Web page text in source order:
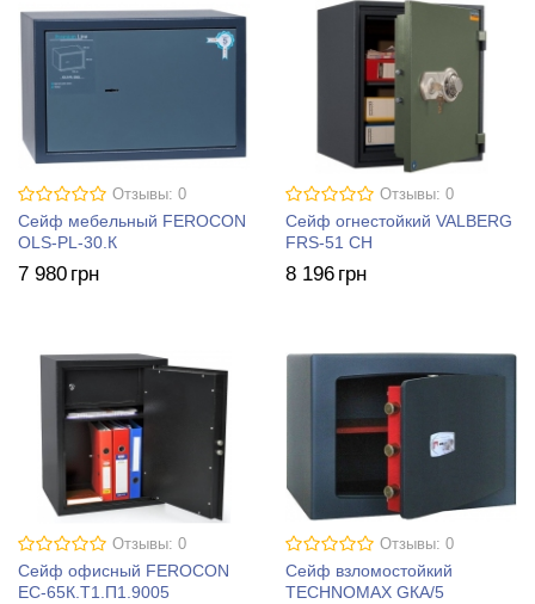
Отзывы: 0
Сейф мебельный FEROCON
OLS-PL-30.К
7 980 грн
Отзывы: 0
Сейф огнестойкий VALBERG
FRS-51 CH
8 196 грн
Отзывы: 0
Сейф офисный FEROCON
ЕС-65К.Т1.П1.9005
Отзывы: 0
Сейф взломостойкий
TECHNOMAX GКА/5